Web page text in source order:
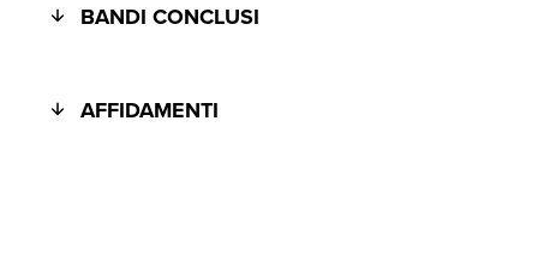
BANDI CONCLUSI
AFFIDAMENTI